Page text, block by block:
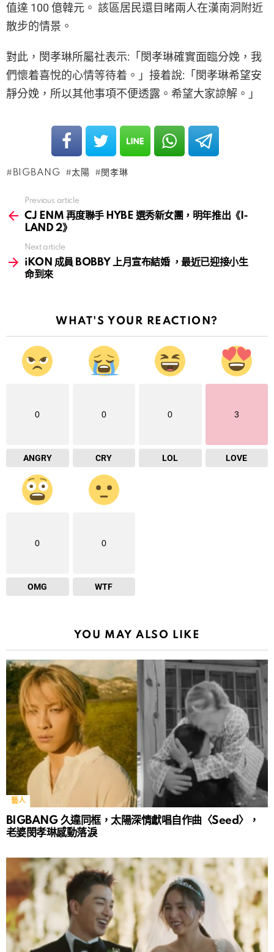
值達 100 億韓元。 該區居民還目睹兩人在漢南洞附近
散步的情景。
對此，閔孝琳所屬社表示:「閔孝琳確實面臨分娩，我
們懷着喜悅的心情等待着。」接着說:「閔孝琳希望安
靜分娩，所以其他事項不便透露。希望大家諒解。」
BIGBANG 太陽 閔孝琳
more
Previous article
CJ ENM 再度聯手 HYBE 選秀新女團，明年推出《I-
LAND 2》
Next article
iKON 成員 BOBBY 上月宣布結婚 ，最近已迎接小生
命到來
WHAT'S YOUR REACTION?
0
ANGRY
0
CRY
0
LOL
3
LOVE
0
OMG
0
WTF
YOU MAY ALSO LIKE
藝人
BIGBANG 久違同框，太陽深情獻唱自作曲〈Seed〉，
老婆閔孝琳感動落淚